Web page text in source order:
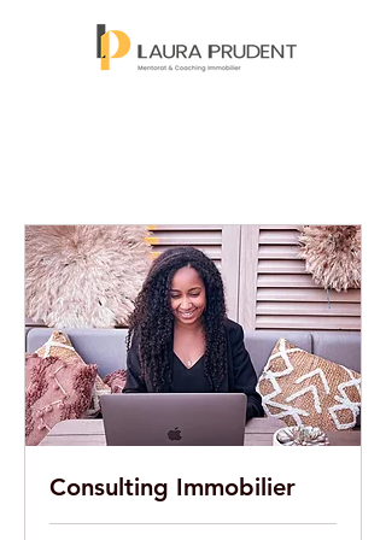
Consulting Immobilier